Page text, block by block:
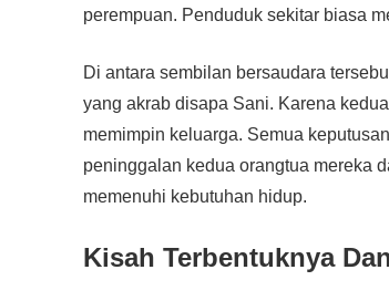
perempuan. Penduduk sekitar biasa
Di antara sembilan bersaudara
yang akrab disapa Sani. Karena
memimpin keluarga. Semua
peninggalan kedua orangtua mereka
memenuhi kebutuhan hidup.
Kisah Terbentuknya